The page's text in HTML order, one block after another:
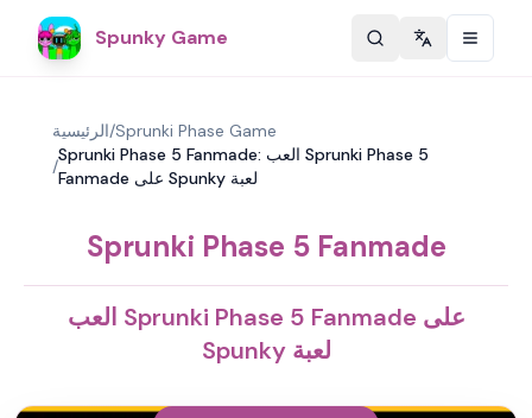
Spunky Game Change
الرئيسية/Sprunki Phase Game
/
Sprunki Phase 5 Fanmade: العب Sprunki Phase 5
Fanmade على Spunky لعبة
Sprunki Phase 5 Fanmade
العب Sprunki Phase 5 Fanmade على
Spunky لعبة